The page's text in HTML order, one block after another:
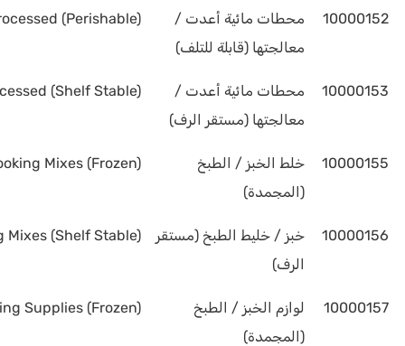
10000152
محطات مائية أعدت /
معالجتها (قابلة للتلف)
(Perishable)
10000153
محطات مائية أعدت /
معالجتها (مستقر الرف)
(Shelf Stable)
10000155
خلط الخبز / الطبخ
(المجمدة)
Mixes (Frozen)
10000156
خبز / خليط الطبخ (مستقر
الرف)
Mixes (Shelf Stable)
10000157
لوازم الخبز / الطبخ
(المجمدة)
Supplies (Frozen)